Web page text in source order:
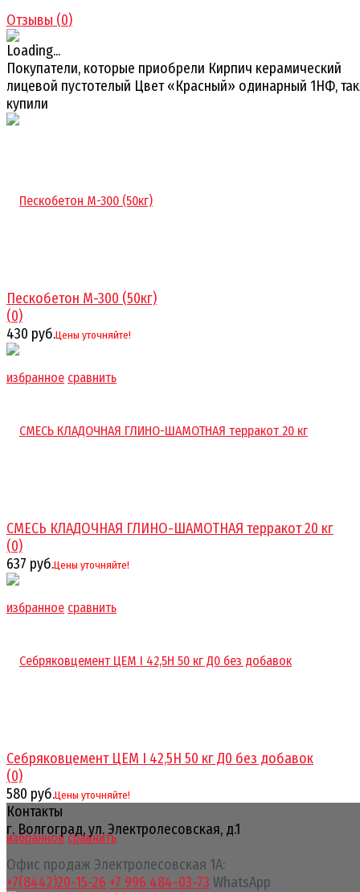
Отзывы (0)
Покупатели, которые приобрели Кирпич керамический
лицевой пустотелый Цвет «Красный» одинарный 1НФ,
купили
избранное сравнить
Пескобетон М-300 (50кг)
(0)
430 руб.Цены уточняйте!
избранное сравнить
СМЕСЬ КЛАДОЧНАЯ ГЛИНО-ШАМОТНАЯ терракот 20 кг
(0)
637 руб.Цены уточняйте!
избранное сравнить
Себряковцемент ЦЕМ I 42,5Н 50 кг Д0 без добавок
(0)
580 руб.Цены уточняйте!
Контакты
г. Волгоград, ул. Электролесовская, д.1
Офис продаж Электролесовская 1А:
+7(8442)20-15-26 +7 996 484-03-73 WhatsApp